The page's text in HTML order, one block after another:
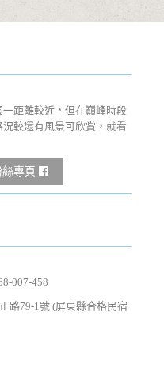
距離較近，但在巔峰時段
較還有風景可欣賞，就看
絲專頁
007-458
路79-1號 (屏東縣合格民宿